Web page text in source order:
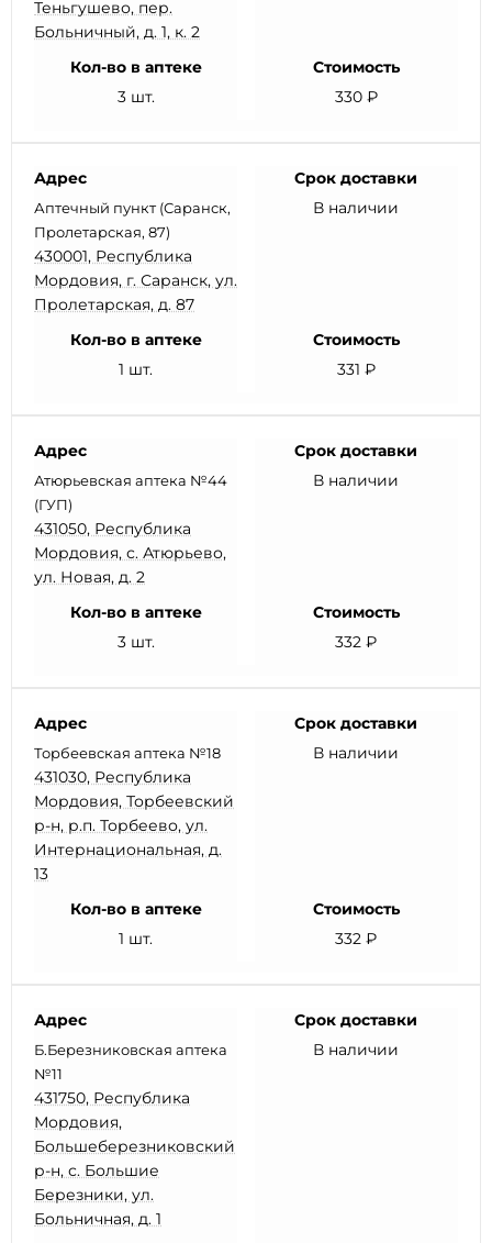
Теньгушево, пер.
Больничный, д. 1, к. 2
Кол-во в аптеке
3 шт.
Стоимость
330 ₽
Адрес
Аптечный пункт (Саранск,
Пролетарская, 87)
430001, Республика
Мордовия, г. Саранск, ул.
Пролетарская, д. 87
Срок доставки
В наличии
Кол-во в аптеке
1 шт.
Стоимость
331 ₽
Адрес
Атюрьевская аптека №44
(ГУП)
431050, Республика
Мордовия, с. Атюрьево,
ул. Новая, д. 2
Срок доставки
В наличии
Кол-во в аптеке
3 шт.
Стоимость
332 ₽
Адрес
Торбеевская аптека №18
431030, Республика
Мордовия, Торбеевский
р-н, р.п. Торбеево, ул.
Интернациональная, д.
13
Срок доставки
В наличии
Кол-во в аптеке
1 шт.
Стоимость
332 ₽
Адрес
Б.Березниковская аптека
№11
431750, Республика
Мордовия,
Большеберезниковский
р-н, с. Большие
Березники, ул.
Больничная, д. 1
Срок доставки
В наличии